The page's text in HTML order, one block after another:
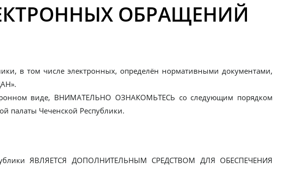
ОБРАЩЕНИЙ
в том числе электронных, определён нормативными документами,
виде, ВНИМАТЕЛЬНО ОЗНАКОМЬТЕСЬ со следующим порядком
палаты Чеченской Республики.
ЯВЛЯЕТСЯ ДОПОЛНИТЕЛЬНЫМ СРЕДСТВОМ ДЛЯ ОБЕСПЕЧЕНИЯ